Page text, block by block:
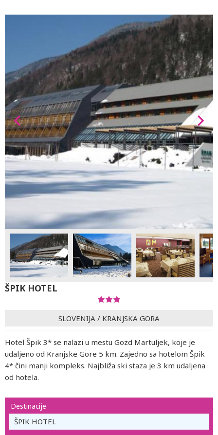
ŠPIK HOTEL
SLOVENIJA / KRANJSKA GORA
Hotel Špik 3* se nalazi u mestu Gozd Martuljek, koje je
udaljeno od Kranjske Gore 5 km. Zajedno sa hotelom Špik
4* čini manji kompleks. Najbliža ski staza je 3 km udaljena
od hotela.
Destinacije
ŠPIK HOTEL